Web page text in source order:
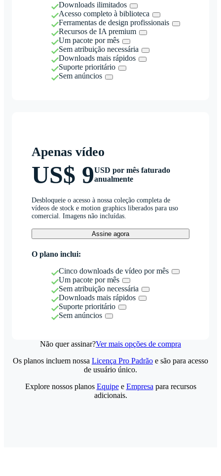
Downloads ilimitados
Acesso completo à biblioteca
Ferramentas de design profissionais
Recursos de IA premium
Um pacote por mês
Sem atribuição necessária
Downloads mais rápidos
Suporte prioritário
Sem anúncios
Apenas vídeo
US$ 9USD por mês faturado
anualmente
Desbloqueie o acesso à nossa coleção completa de
vídeos de stock e motion graphics liberados para uso
comercial. Imagens não incluídas.
Assine agora
O plano inclui:
Cinco downloads de vídeo por mês
Um pacote por mês
Sem atribuição necessária
Downloads mais rápidos
Suporte prioritário
Sem anúncios
Não quer assinar?Ver mais opções de compra
Os planos incluem nossa Licença Pro Padrão e são para acesso
de usuário único.
Explore nossos planos Equipee Empresa para recursos
adicionais.